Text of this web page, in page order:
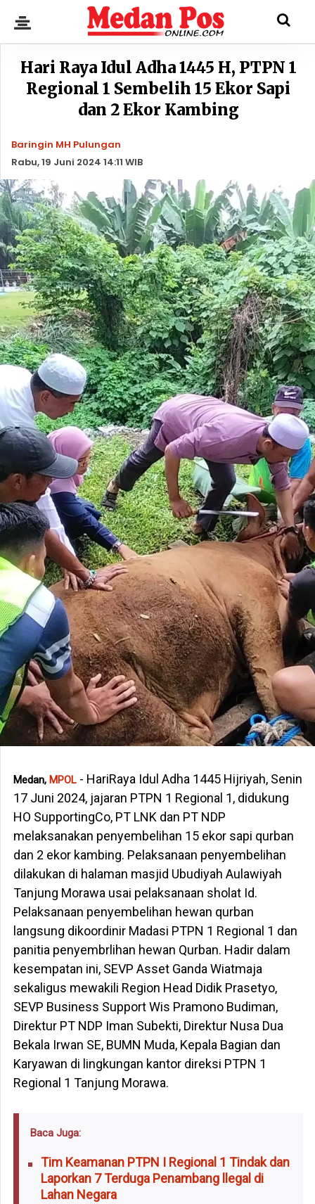
Hari Raya Idul Adha 1445 H, PTPN 1
Regional 1 Sembelih 15 Ekor Sapi
dan 2 Ekor Kambing
Baringin MH Pulungan
Rabu, 19 Juni 2024 14:11 WIB
Medan, MPOL- HariRaya Idul Adha 1445 Hijriyah, Senin
17 Juni 2024, jajaran PTPN 1 Regional 1, didukung
HO SupportingCo, PT LNK dan PT NDP
melaksanakan penyembelihan 15 ekor sapi qurban
dan 2 ekor kambing. Pelaksanaan penyembelihan
dilakukan di halaman masjid Ubudiyah Aulawiyah
Tanjung Morawa usai pelaksanaan sholat Id.
Pelaksanaan penyembelihan hewan qurban
langsung dikoordinir Madasi PTPN 1 Regional 1 dan
panitia penyembrlihan hewan Qurban. Hadir dalam
kesempatan ini, SEVP Asset Ganda Wiatmaja
sekaligus mewakili Region Head Didik Prasetyo,
SEVP Business Support Wis Pramono Budiman,
Direktur PT NDP Iman Subekti, Direktur Nusa Dua
Bekala Irwan SE, BUMN Muda, Kepala Bagian dan
Karyawan di lingkungan kantor direksi PTPN 1
Regional 1 Tanjung Morawa.
Baca Juga:
Tim Keamanan PTPN I Regional 1 Tindak dan
Laporkan 7 Terduga Penambang llegal di
Lahan Negara